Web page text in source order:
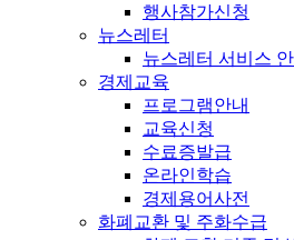
행사참가신청
뉴스레터
뉴스레터 서비스
경제교육
프로그램안내
교육신청
수료증발급
온라인학습
경제용어사전
화폐교환 및 주화수급